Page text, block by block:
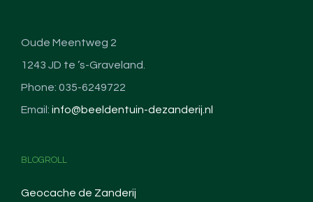
Oude Meentweg 2
1243 JD te ’s-Graveland.
Phone: 035-6249722
Email: info@beeldentuin-dezanderij.nl
BLOGROLL
Geocache de Zanderij